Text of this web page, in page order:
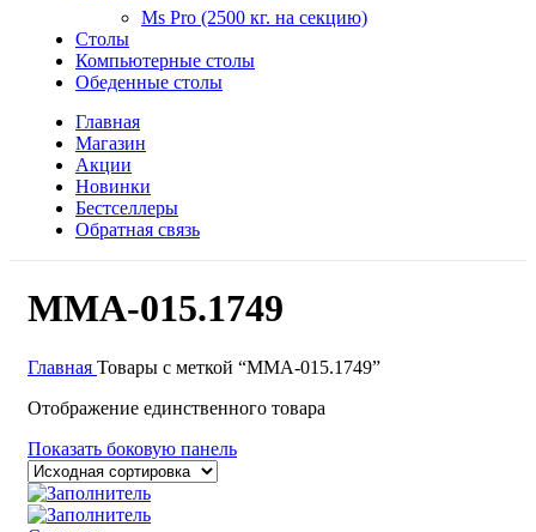
Ms Pro (2500 кг. на секцию)
Столы
Компьютерные столы
Обеденные столы
Главная
Магазин
Акции
Новинки
Бестселлеры
Обратная связь
MMA-015.1749
Главная Товары с меткой “MMA-015.1749”
Отображение единственного товара
Показать боковую панель